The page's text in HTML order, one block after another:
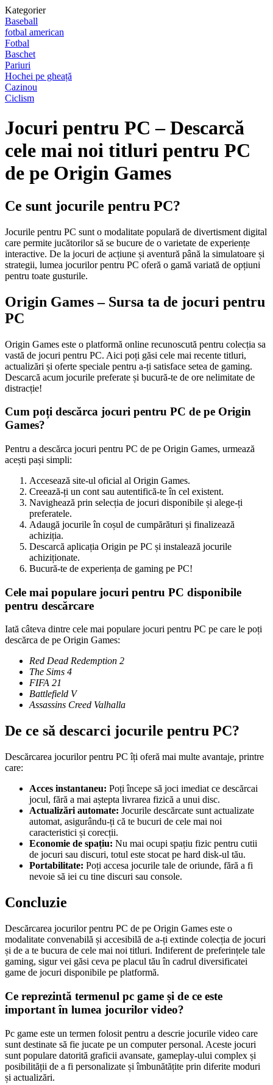
Kategorier
Baseball
fotbal american
Fotbal
Baschet
Pariuri
Hochei pe gheață
Cazinou
Ciclism
Jocuri pentru PC – Descarcă
cele mai noi titluri pentru PC
de pe Origin Games
Ce sunt jocurile pentru PC?
Jocurile pentru PC sunt o modalitate populară de divertisment digital
care permite jucătorilor să se bucure de o varietate de experiențe
interactive. De la jocuri de acțiune și aventură până la simulatoare și
strategii, lumea jocurilor pentru PC oferă o gamă variată de opțiuni
pentru toate gusturile.
Origin Games – Sursa ta de jocuri pentru
PC
Origin Games este o platformă online recunoscută pentru colecția sa
vastă de jocuri pentru PC. Aici poți găsi cele mai recente titluri,
actualizări și oferte speciale pentru a-ți satisface setea de gaming.
Descarcă acum jocurile preferate și bucură-te de ore nelimitate de
distracție!
Cum poți descărca jocuri pentru PC de pe Origin
Games?
Pentru a descărca jocuri pentru PC de pe Origin Games, urmează
acești pași simpli:
Accesează site-ul oficial al Origin Games.
Creează-ți un cont sau autentifică-te în cel existent.
Navighează prin selecția de jocuri disponibile și alege-ți
preferatele.
Adaugă jocurile în coșul de cumpărături și finalizează
achiziția.
Descarcă aplicația Origin pe PC și instalează jocurile
achiziționate.
Bucură-te de experiența de gaming pe PC!
Cele mai populare jocuri pentru PC disponibile
pentru descărcare
Iată câteva dintre cele mai populare jocuri pentru PC pe care le poți
descărca de pe Origin Games:
Red Dead Redemption 2
The Sims 4
FIFA 21
Battlefield V
Assassins Creed Valhalla
De ce să descarci jocurile pentru PC?
Descărcarea jocurilor pentru PC îți oferă mai multe avantaje, printre
care:
Acces instantaneu: Poți începe să joci imediat ce descărcai
jocul, fără a mai aștepta livrarea fizică a unui disc.
Actualizări automate: Jocurile descărcate sunt actualizate
automat, asigurându-ți că te bucuri de cele mai noi
caracteristici și corecții.
Economie de spațiu: Nu mai ocupi spațiu fizic pentru cutii
de jocuri sau discuri, totul este stocat pe hard disk-ul tău.
Portabilitate: Poți accesa jocurile tale de oriunde, fără a fi
nevoie să iei cu tine discuri sau console.
Concluzie
Descărcarea jocurilor pentru PC de pe Origin Games este o
modalitate convenabilă și accesibilă de a-ți extinde colecția de jocuri
și de a te bucura de cele mai noi titluri. Indiferent de preferințele tale
gaming, sigur vei găsi ceva pe placul tău în cadrul diversificatei
game de jocuri disponibile pe platformă.
Ce reprezintă termenul pc game și de ce este
important în lumea jocurilor video?
Pc game este un termen folosit pentru a descrie jocurile video care
sunt destinate să fie jucate pe un computer personal. Aceste jocuri
sunt populare datorită graficii avansate, gameplay-ului complex și
posibilității de a fi personalizate și îmbunătățite prin diferite moduri
și actualizări.